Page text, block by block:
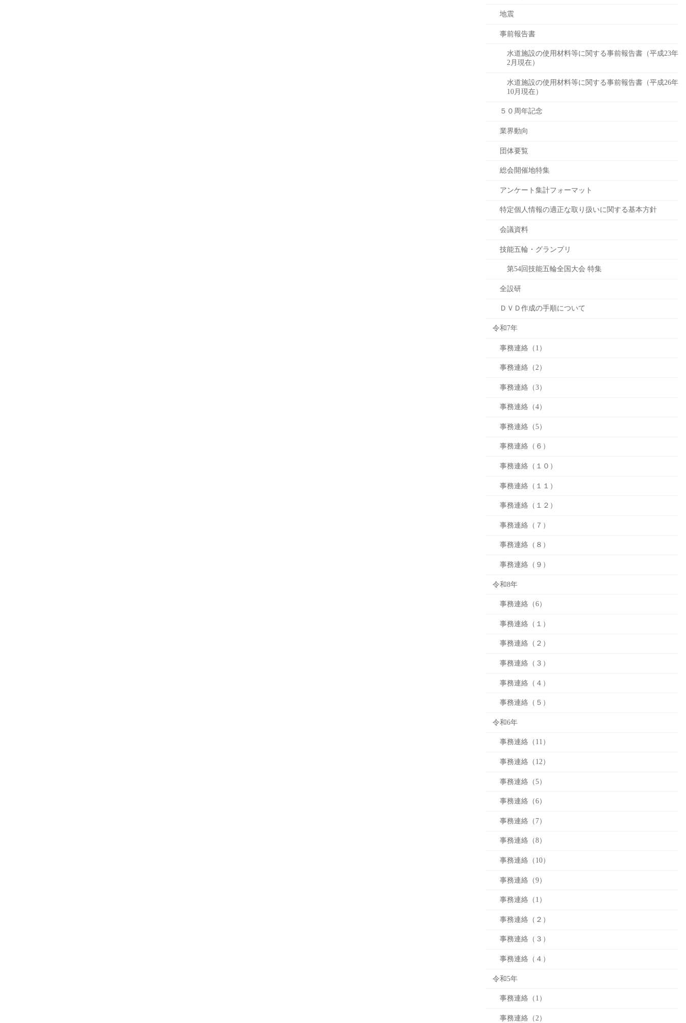
地震
事前報告書
水道施設の使用材料等に関する事前報告書（平成23年
2月現在）
水道施設の使用材料等に関する事前報告書（平成26年
10月現在）
５０周年記念
業界動向
団体要覧
総会開催地特集
アンケート集計フォーマット
特定個人情報の適正な取り扱いに関する基本方針
会議資料
技能五輪・グランプリ
第54回技能五輪全国大会 特集
全設研
ＤＶＤ作成の手順について
令和7年
事務連絡（1）
事務連絡（2）
事務連絡（3）
事務連絡（4）
事務連絡（5）
事務連絡（６）
事務連絡（１０）
事務連絡（１１）
事務連絡（１２）
事務連絡（７）
事務連絡（８）
事務連絡（９）
令和8年
事務連絡（6）
事務連絡（１）
事務連絡（２）
事務連絡（３）
事務連絡（４）
事務連絡（５）
令和6年
事務連絡（11）
事務連絡（12）
事務連絡（5）
事務連絡（6）
事務連絡（7）
事務連絡（8）
事務連絡（10）
事務連絡（9）
事務連絡（1）
事務連絡（２）
事務連絡（３）
事務連絡（４）
令和5年
事務連絡（1）
事務連絡（2）